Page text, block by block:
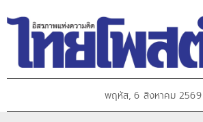
พฤหัส, 6 สิงหาคม 2569